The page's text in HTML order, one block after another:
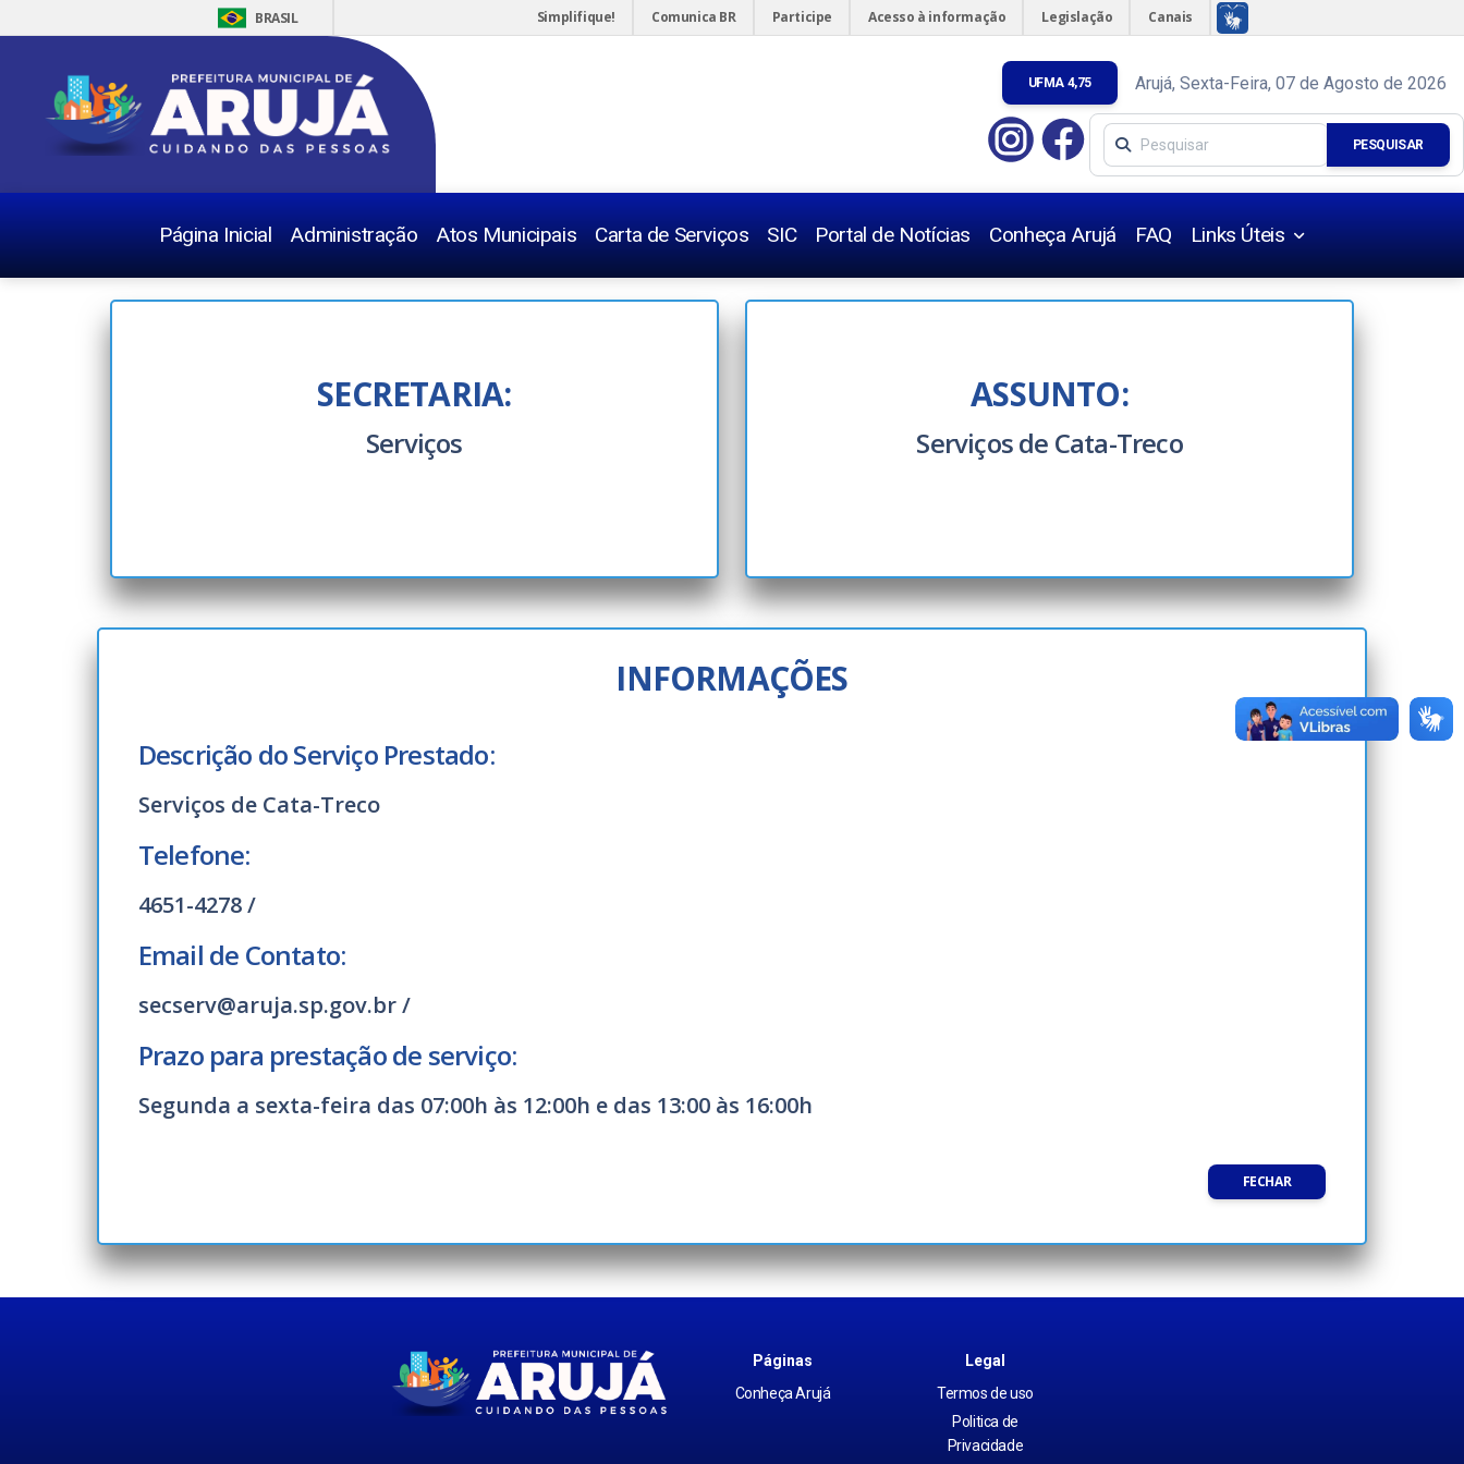
BRASIL Simplifique! Comunica BR Participe Acesso à informação Legislação Canais
UFMA 4,75 Arujá, Sexta-Feira, 07 de Agosto de 2026
PESQUISAR
Página Inicial Administração Atos Municipais Carta de Serviços SIC Portal de Notícias Conheça Arujá FAQ Links Úteis
Telefones Úteis
Concursos
Poupatempo
SECRETARIA:
Serviços
ASSUNTO:
Serviços de Cata-Treco
INFORMAÇÕES
Descrição do Serviço Prestado:
Serviços de Cata-Treco
Telefone:
4651-4278 /
Email de Contato:
secserv@aruja.sp.gov.br /
Prazo para prestação de serviço:
Segunda a sexta-feira das 07:00h às 12:00h e das 13:00 às 16:00h
FECHAR
Páginas
Conheça Arujá
Legal
Termos de uso
Politica de
Privacidade